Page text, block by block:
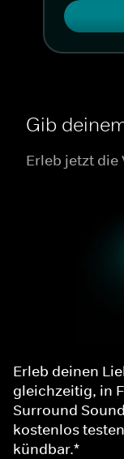
Gib
Erleb jetzt die
Erleb deinen
gleichzeitig, in
Surround
kostenlos
kündbar.*